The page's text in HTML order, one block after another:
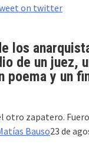
on twitter
los
de un juez,
poema y un
otro zapatero.
Bauso23 de